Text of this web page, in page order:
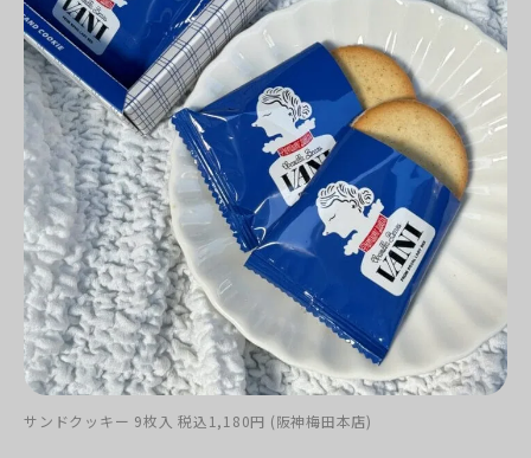
サンドクッキー 9枚入 税込1,180円 (阪神梅田本店)